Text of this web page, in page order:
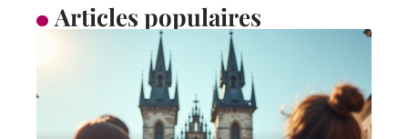
Articles populaires